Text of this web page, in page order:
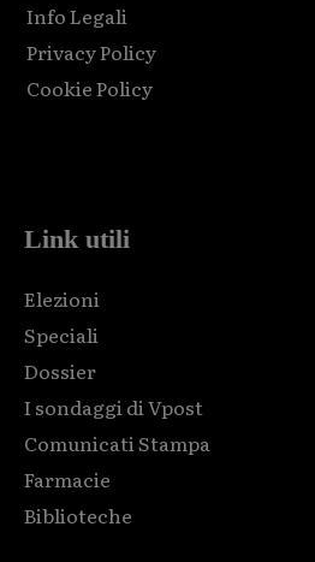
Info Legali
Privacy Policy
Cookie Policy
Link utili
Elezioni
Speciali
Dossier
I sondaggi di Vpost
Comunicati Stampa
Farmacie
Biblioteche